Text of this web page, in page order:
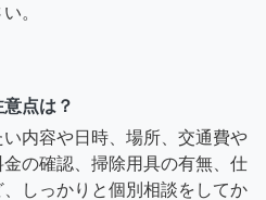
。
点は？
内容や日時、場所、交通費や
の確認、掃除用具の有無、仕
しっかりと個別相談をしてか